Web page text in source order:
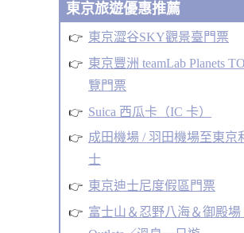
東京旅遊優惠推薦
東京澀谷SKY觀景臺門票
東京豐洲 teamLab Planets
覽門票
Suica 西瓜卡（IC 卡）
成田機場 / 羽田機場至東京
士
東京迪士尼度假區門票
富士山＆忍野八海＆御殿場